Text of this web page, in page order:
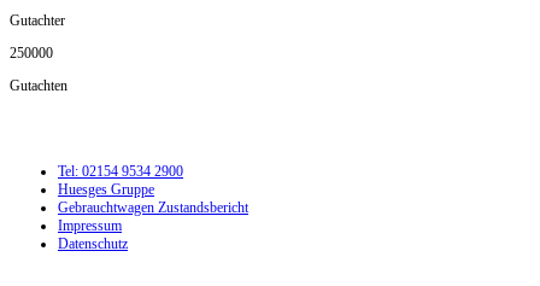
Gutachter
250000
Gutachten
Tel: 02154 9534 2900
Huesges Gruppe
Gebrauchtwagen Zustandsbericht
Impressum
Datenschutz